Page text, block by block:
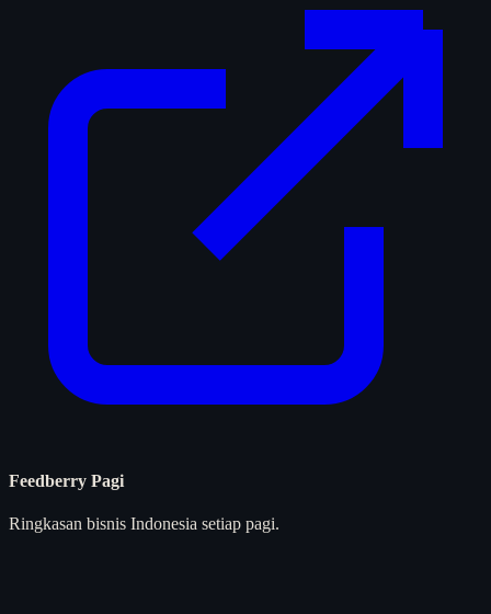
Feedberry Pagi
Ringkasan bisnis Indonesia setiap pagi.